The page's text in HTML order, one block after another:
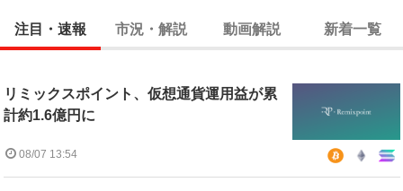
注目・速報 市況・解説 動画解説 新着一覧
リミックスポイント、仮想通貨運用益が累
計約1.6億円に
08/07 13:54